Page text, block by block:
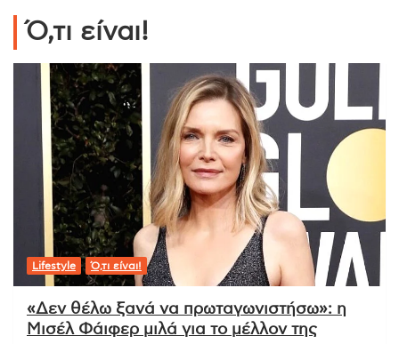
Ό,τι είναι!
Lifestyle Ό,τι είναι!
«Δεν θέλω ξανά να πρωταγωνιστήσω»: η
Μισέλ Φάιφερ μιλά για το μέλλον της